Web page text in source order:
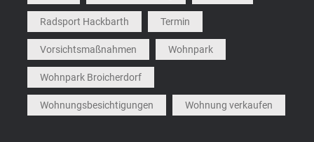
Radsport Hackbarth Termin
Vorsichtsmaßnahmen Wohnpark
Wohnpark Broicherdorf
Wohnungsbesichtigungen Wohnung verkaufen